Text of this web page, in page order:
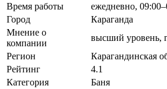
Время работы
ежедневно,
Город
Караганда
Мнение о
компании
высший уровень,
Регион
Карагандинская
Рейтинг
4.1
Категория
Баня